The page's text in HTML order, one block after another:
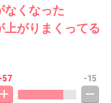
なくなった
がりまくってる
-15